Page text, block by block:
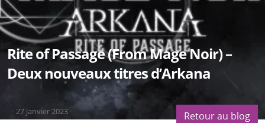
Rite of Passage (From Mage Noir) –
Deux nouveaux titres d’Arkana
27 janvier 2023 Retour au blog